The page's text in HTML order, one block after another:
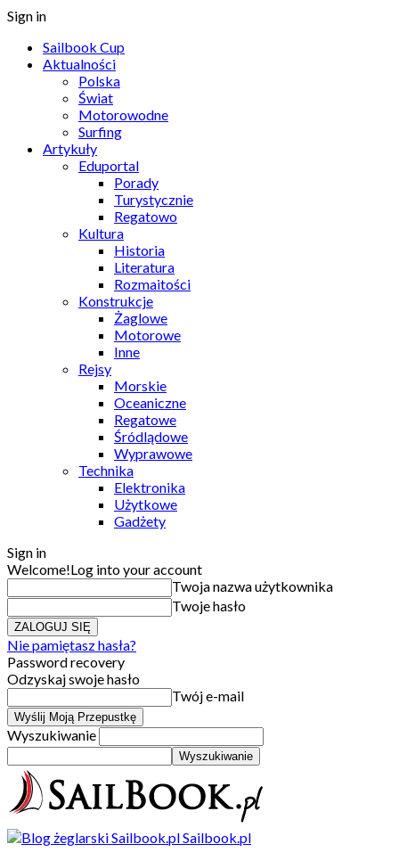
Sign in
Sailbook Cup
Aktualności
Polska
Świat
Motorowodne
Surfing
Artykuły
Eduportal
Porady
Turystycznie
Regatowo
Kultura
Historia
Literatura
Rozmaitości
Konstrukcje
Żaglowe
Motorowe
Inne
Rejsy
Morskie
Oceaniczne
Regatowe
Śródlądowe
Wyprawowe
Technika
Elektronika
Użytkowe
Gadżety
Sign in
Welcome!Log into your account
Twoja nazwa użytkownika
Twoje hasło
Nie pamiętasz hasła?
Password recovery
Odzyskaj swoje hasło
Twój e-mail
Wyszukiwanie
Sailbook.pl